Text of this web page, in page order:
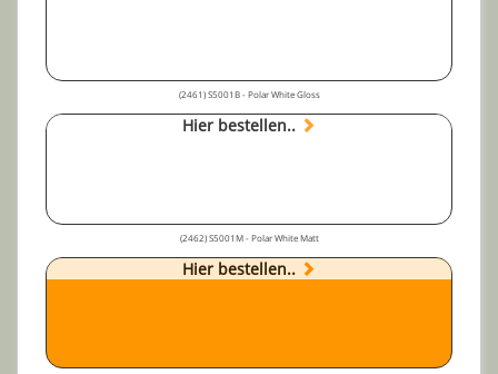
(2461) S5001B - Polar White Gloss
Hier bestellen..
(2462) S5001M - Polar White Matt
Hier bestellen..